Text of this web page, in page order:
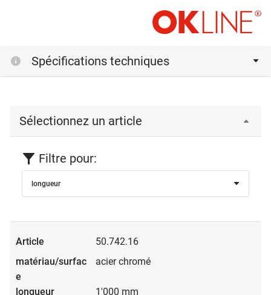
Spécifications techniques
Sélectionnez un article
Filtre pour:
longueur
50.742.16
acier chromé
1'000 mm